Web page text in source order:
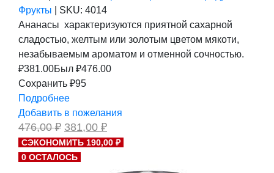
Фрукты
SKU: 4014
Ананасы характеризуются приятной сахарной
сладостью, желтым или золотым цветом мякоти,
незабываемым ароматом и отменной сочностью.
₽381.00Был ₽476.00
Сохранить ₽95
Подробнее
Добавить в пожелания
476,00₽ Первоначальная
цена
составляла
476,00 ₽.
381,00 ₽Текущая
цена:
381,00 ₽.
СЭКОНОМИТЬ 190,00 ₽
0 ОСТАЛОСЬ